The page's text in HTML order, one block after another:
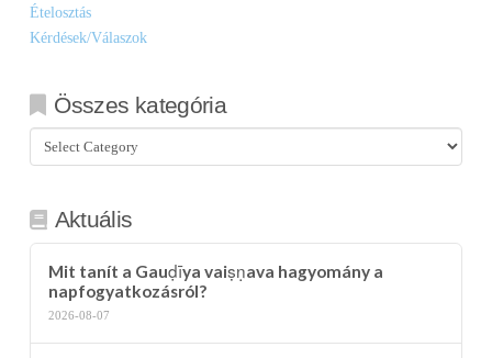
Ételosztás
Kérdések/Válaszok
Összes kategória
Összes
kategória
Aktuális
Mit tanít a Gauḍīya vaiṣṇava hagyomány a
napfogyatkozásról?
2026-08-07